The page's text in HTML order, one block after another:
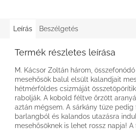
Leírás Beszélgetés
Termék részletes leírása
M. Kácsor Zoltán három,
mesehősök balul elsült kalandjait
hétmérföldes csizmáját
rabolják. A kobold féltve őrzött
aztán mégsem. A sárkány tüze pedig
barlangból és kalandos utazásra
mesehősöknek is lehet rossz napja!